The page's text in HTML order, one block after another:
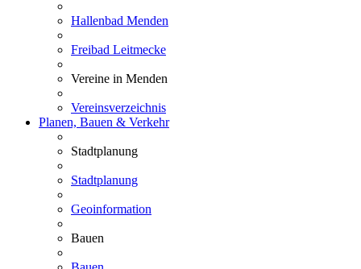
Hallenbad Menden
Freibad Leitmecke
Vereine in Menden
Vereinsverzeichnis
Planen, Bauen & Verkehr
Stadtplanung
Stadtplanung
Geoinformation
Bauen